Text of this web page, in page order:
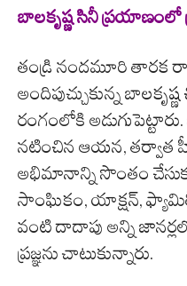
బాలకృష్ణ సినీ ప్రయాణంలో
తండ్రి నందమూరి తారక
అందిపుచ్చుకున్న
రంగంలోకి
నటించిన ఆయన, తర్వాత
అభిమానాన్ని సొంతం
సాంఘికం, యాక్షన్,
వంటి దాదాపు అన్ని
ప్రజ్ఞను చాటుకున్నారు.